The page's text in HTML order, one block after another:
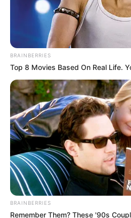
10 World Cup 2026 Facts
Should Know
BRAINBERRIES
10 Incredible FIFA 2026
BRAINBERRIES
BRAINBERRIES
Top 8 Movies Based On Real Life.
BRAINBERRIES
Remember Them? These '90s